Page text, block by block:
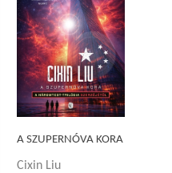
A SZUPERNÓVA KORA
Cixin Liu